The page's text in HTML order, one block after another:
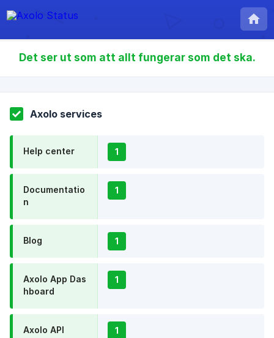
Det ser ut som att allt fungerar som det ska.
Axolo services
Help center 1
Documentatio
n
1
Blog 1
Axolo App Das
hboard
1
Axolo API 1